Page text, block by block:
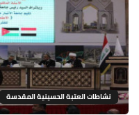
نشاطات العتبة الحسينية المقدسة